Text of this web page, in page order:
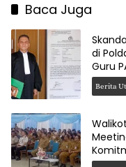
Baca Juga
di
Guru
Berita